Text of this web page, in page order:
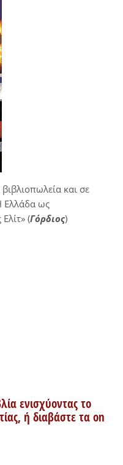
και σε
Ελλάδα ως
(Γόρδιος)
ενισχύοντας το
ή διαβάστε τα on